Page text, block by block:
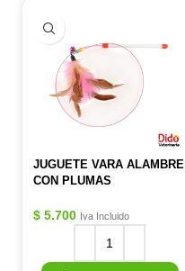
JUGUETE VARA ALAMBRE
CON PLUMAS
$ 5.700 Iva Incluido